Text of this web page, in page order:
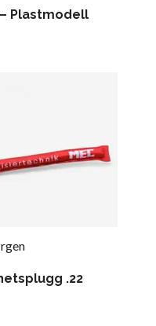
Plastmodell
.22